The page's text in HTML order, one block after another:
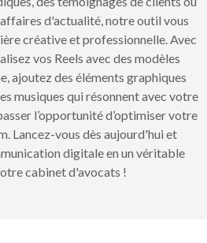
d'actualité, notre outil vous
créative et professionnelle. Avec
vos Reels avec des modèles
ajoutez des éléments graphiques
musiques qui résonnent avec votre
l’opportunité d’optimiser votre
Lancez-vous dès aujourd'hui et
digitale en un véritable
cabinet d'avocats !